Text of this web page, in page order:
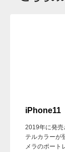
iPhone11
2019年に発
テルカラーが
メラのポート